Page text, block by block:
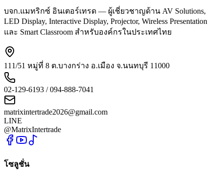
บจก.แมทริกซ์ อินเตอร์เทรด — ผู้เชี่ยวชาญด้าน AV Solutions,
LED Display, Interactive Display, Projector, Wireless Presentation
และ Smart Classroom สำหรับองค์กรในประเทศไทย
111/51 หมู่ที่ 8 ต.บางกร่าง อ.เมือง จ.นนทบุรี 11000
02-129-6193 / 094-888-7041
matrixintertrade2026@gmail.com
LINE
@MatrixIntertrade
โซลูชั่น